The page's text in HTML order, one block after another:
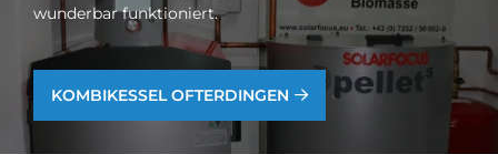
wunderbar funktioniert.
KOM­BIKES­SEL OF­TER­DIN­GEN